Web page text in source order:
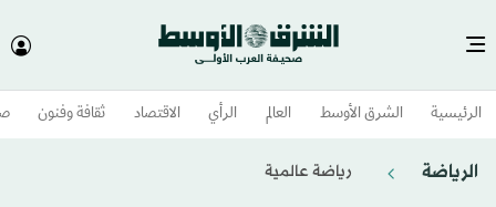
الرئيسية الشرق الأوسط​ العالم الرأي الاقتصاد ثقافة وفنون
الرياضة رياضة عالمية